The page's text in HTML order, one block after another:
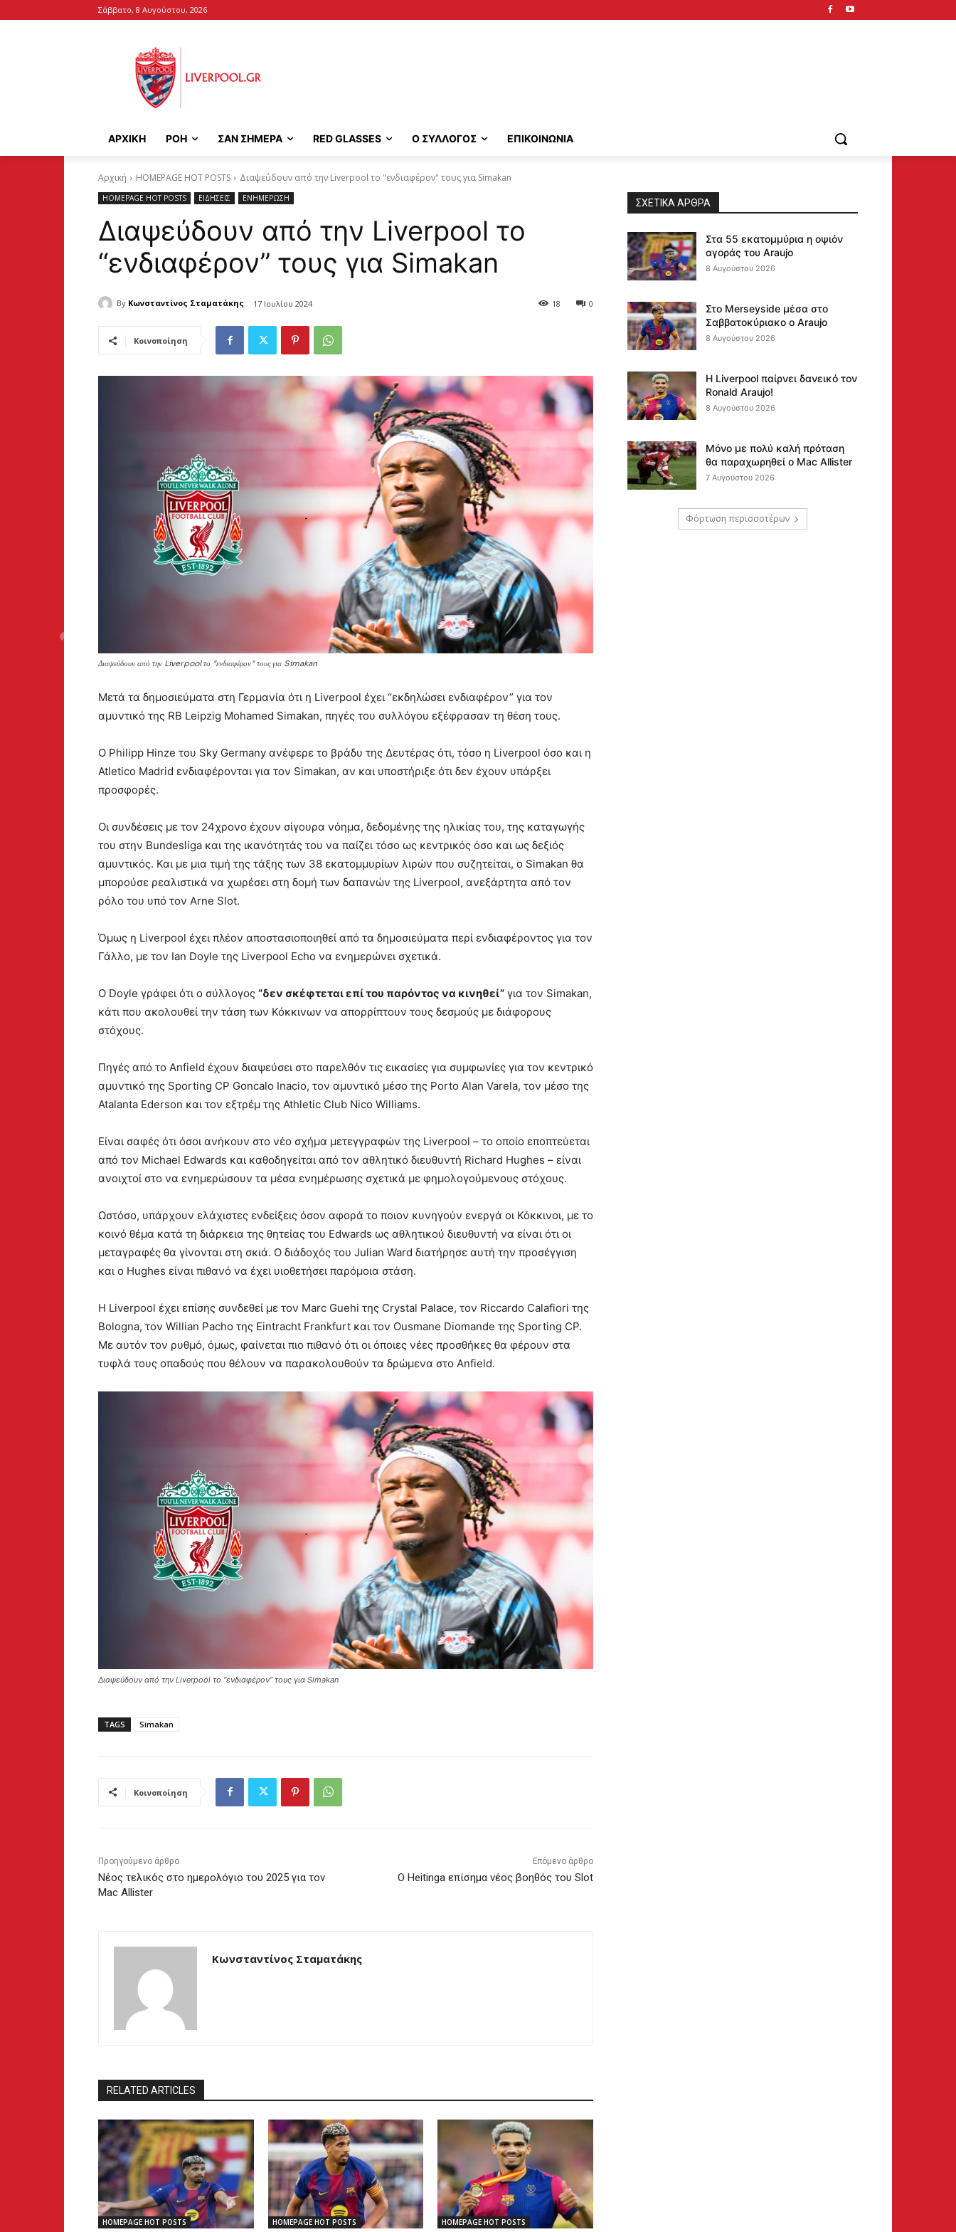
Σάββατο, 8 Αυγούστου, 2026
ΑΡΧΙΚΉ ΡΟΗ ΣΑΝ ΣΗΜΕΡΑ RED GLASSES Ο ΣΥΛΛΟΓΟΣ ΕΠΙΚΟΙΝΩΝΙΑ
Αρχική HOMEPAGE HOT POSTS Διαψεύδουν από την Liverpool το "ενδιαφέρον" τους για Simakan
HOMEPAGE HOT POSTS ΕΙΔΗΣΕΙΣ ΕΝΗΜΕΡΩΣΗ
Διαψεύδουν από την Liverpool το
“ενδιαφέρον” τους για Simakan
By Κωνσταντίνος Σταματάκης 17 Ιουλίου 2024 0
18
Κοινοποίηση
Διαψεύδουν από την Liverpool το "ενδιαφέρον" τους για Simakan
Μετά τα δημοσιεύματα στη Γερμανία ότι η Liverpool έχει “εκδηλώσει ενδιαφέρον” για τον
αμυντικό της RB Leipzig Mohamed Simakan, πηγές του συλλόγου εξέφρασαν τη θέση τους.
Ο Philipp Hinze του Sky Germany ανέφερε το βράδυ της Δευτέρας ότι, τόσο η Liverpool όσο και η
Atletico Madrid ενδιαφέρονται για τον Simakan, αν και υποστήριξε ότι δεν έχουν υπάρξει
προσφορές.
Οι συνδέσεις με τον 24χρονο έχουν σίγουρα νόημα, δεδομένης της ηλικίας του, της καταγωγής
του στην Bundesliga και της ικανότητάς του να παίζει τόσο ως κεντρικός όσο και ως δεξιός
αμυντικός. Και με μια τιμή της τάξης των 38 εκατομμυρίων λιρών που συζητείται, ο Simakan θα
μπορούσε ρεαλιστικά να χωρέσει στη δομή των δαπανών της Liverpool, ανεξάρτητα από τον
ρόλο του υπό τον Arne Slot.
Όμως η Liverpool έχει πλέον αποστασιοποιηθεί από τα δημοσιεύματα περί ενδιαφέροντος για τον
Γάλλο, με τον Ian Doyle της Liverpool Echo να ενημερώνει σχετικά.
Ο Doyle γράφει ότι ο σύλλογος “δεν σκέφτεται επί του παρόντος να κινηθεί” για τον Simakan,
κάτι που ακολουθεί την τάση των Κόκκινων να απορρίπτουν τους δεσμούς με διάφορους
στόχους.
Πηγές από το Anfield έχουν διαψεύσει στο παρελθόν τις εικασίες για συμφωνίες για τον κεντρικό
αμυντικό της Sporting CP Goncalo Inacio, τον αμυντικό μέσο της Porto Alan Varela, τον μέσο της
Atalanta Ederson και τον εξτρέμ της Athletic Club Nico Williams.
Είναι σαφές ότι όσοι ανήκουν στο νέο σχήμα μετεγγραφών της Liverpool – το οποίο εποπτεύεται
από τον Michael Edwards και καθοδηγείται από τον αθλητικό διευθυντή Richard Hughes – είναι
ανοιχτοί στο να ενημερώσουν τα μέσα ενημέρωσης σχετικά με φημολογούμενους στόχους.
Ωστόσο, υπάρχουν ελάχιστες ενδείξεις όσον αφορά το ποιον κυνηγούν ενεργά οι Κόκκινοι, με το
κοινό θέμα κατά τη διάρκεια της θητείας του Edwards ως αθλητικού διευθυντή να είναι ότι οι
μεταγραφές θα γίνονται στη σκιά. Ο διάδοχός του Julian Ward διατήρησε αυτή την προσέγγιση
και ο Hughes είναι πιθανό να έχει υιοθετήσει παρόμοια στάση.
Η Liverpool έχει επίσης συνδεθεί με τον Marc Guehi της Crystal Palace, τον Riccardo Calafiori της
Bologna, τον Willian Pacho της Eintracht Frankfurt και τον Ousmane Diomande της Sporting CP.
Με αυτόν τον ρυθμό, όμως, φαίνεται πιο πιθανό ότι οι όποιες νέες προσθήκες θα φέρουν στα
τυφλά τους οπαδούς που θέλουν να παρακολουθούν τα δρώμενα στο Anfield.
Διαψεύδουν από την Liverpool το “ενδιαφέρον” τους για Simakan
TAGS Simakan
Κοινοποίηση
Προηγούμενο άρθρο
Νέος τελικός στο ημερολόγιο του 2025 για τον
Mac Allister
Επόμενο άρθρο
Ο Heitinga επίσημα νέος βοηθός του Slot
Κωνσταντίνος Σταματάκης
RELATED ARTICLES
HOMEPAGE HOT POSTS HOMEPAGE HOT POSTS HOMEPAGE HOT POSTS
ΣΧΕΤΙΚΆ ΆΡΘΡΑ
Στα 55 εκατομμύρια η οψιόν
αγοράς του Araujo
8 Αυγούστου 2026
Στο Merseyside μέσα στο
Σαββατοκύριακο ο Araujo
8 Αυγούστου 2026
Η Liverpool παίρνει δανεικό τον
Ronald Araujo!
8 Αυγούστου 2026
Μόνο με πολύ καλή πρόταση
θα παραχωρηθεί ο Mac Allister
7 Αυγούστου 2026
Φόρτωση περισσοτέρων